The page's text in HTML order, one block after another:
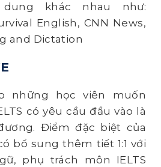
khác nhau như:
English, CNN News,
and Dictation
những học viên muốn
có yêu cầu đầu vào là
Điểm đặc biệt của
bổ sung thêm tiết 1:1 với
phụ trách môn IELTS